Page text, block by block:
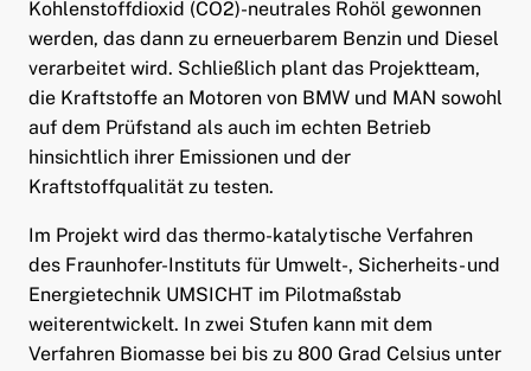
Kohlenstoffdioxid (CO2)-neutrales Rohöl gewonnen
werden, das dann zu erneuerbarem Benzin und Diesel
verarbeitet wird. Schließlich plant das Projektteam,
die Kraftstoffe an Motoren von BMW und MAN sowohl
auf dem Prüfstand als auch im echten Betrieb
hinsichtlich ihrer Emissionen und der
Kraftstoffqualität zu testen.
Im Projekt wird das thermo-katalytische Verfahren
des Fraunhofer-Instituts für Umwelt-, Sicherheits- und
Energietechnik UMSICHT im Pilotmaßstab
weiterentwickelt. In zwei Stufen kann mit dem
Verfahren Biomasse bei bis zu 800 Grad Celsius unter